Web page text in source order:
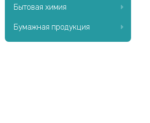
Бытовая химия
Бумажная продукция